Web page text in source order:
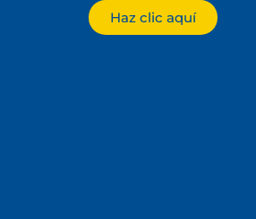
Haz clic aquí